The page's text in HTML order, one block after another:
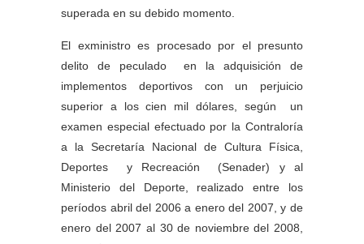
superada en su debido momento.
El exministro es procesado por el presunto
delito de peculado en la adquisición de
implementos deportivos con un perjuicio
superior a los cien mil dólares, según un
examen especial efectuado por la Contraloría
a la Secretaría Nacional de Cultura Física,
Deportes y Recreación (Senader) y al
Ministerio del Deporte, realizado entre los
períodos abril del 2006 a enero del 2007, y de
enero del 2007 al 30 de noviembre del 2008,